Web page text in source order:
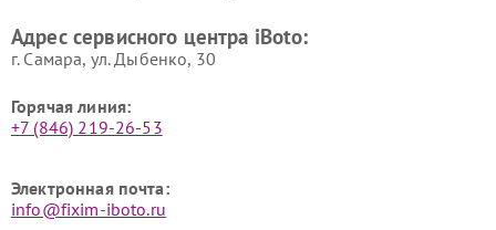
Адрес сервисного центра iBoto:
г. Самара, ул. Дыбенко, 30
Горячая линия:
+7 (846) 219-26-53
Электронная почта:
info@fixim-iboto.ru